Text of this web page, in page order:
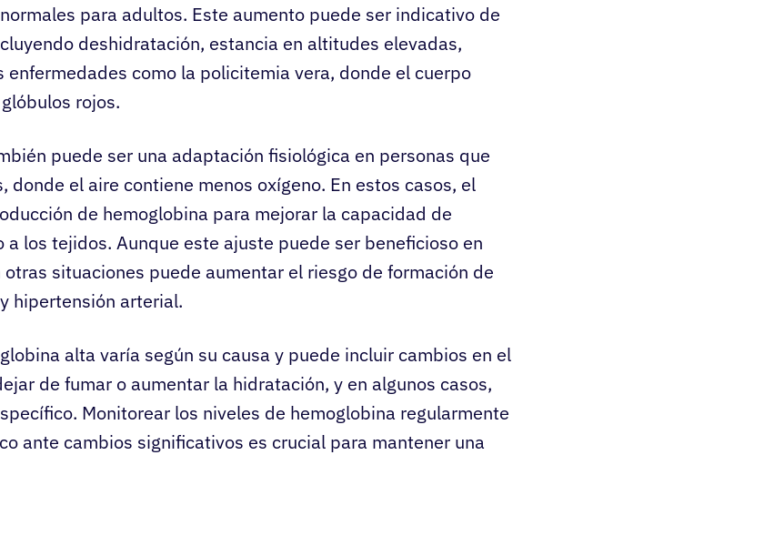
para adultos. Este aumento puede ser indicativo de
deshidratación, estancia en altitudes elevadas,
enfermedades como la policitemia vera, donde el cuerpo
rojos.
puede ser una adaptación fisiológica en personas que
donde el aire contiene menos oxígeno. En estos casos, el
de hemoglobina para mejorar la capacidad de
los tejidos. Aunque este ajuste puede ser beneficioso en
situaciones puede aumentar el riesgo de formación de
hipertensión arterial.
alta varía según su causa y puede incluir cambios en el
de fumar o aumentar la hidratación, y en algunos casos,
Monitorear los niveles de hemoglobina regularmente
ante cambios significativos es crucial para mantener una